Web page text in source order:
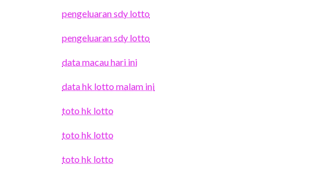
pengeluaran sdy lotto
pengeluaran sdy lotto
data macau hari ini
data hk lotto malam ini
toto hk lotto
toto hk lotto
toto hk lotto